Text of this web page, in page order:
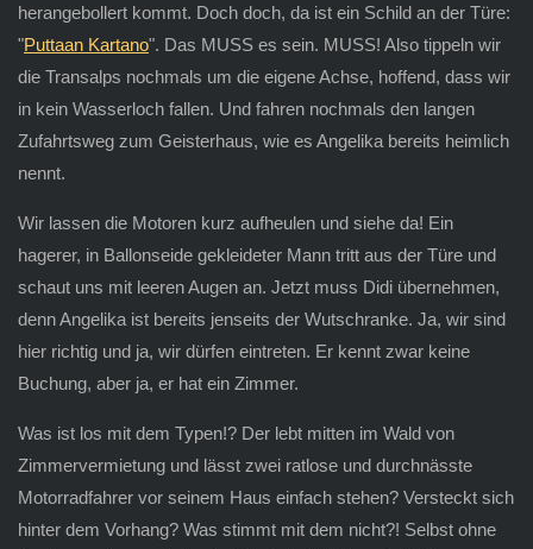
herangebollert kommt. Doch doch, da ist ein Schild an der Türe:
"Puttaan Kartano". Das MUSS es sein. MUSS! Also tippeln wir
die Transalps nochmals um die eigene Achse, hoffend, dass wir
in kein Wasserloch fallen. Und fahren nochmals den langen
Zufahrtsweg zum Geisterhaus, wie es Angelika bereits heimlich
nennt.
Wir lassen die Motoren kurz aufheulen und siehe da! Ein
hagerer, in Ballonseide gekleideter Mann tritt aus der Türe und
schaut uns mit leeren Augen an. Jetzt muss Didi übernehmen,
denn Angelika ist bereits jenseits der Wutschranke. Ja, wir sind
hier richtig und ja, wir dürfen eintreten. Er kennt zwar keine
Buchung, aber ja, er hat ein Zimmer.
Was ist los mit dem Typen!? Der lebt mitten im Wald von
Zimmervermietung und lässt zwei ratlose und durchnässte
Motorradfahrer vor seinem Haus einfach stehen? Versteckt sich
hinter dem Vorhang? Was stimmt mit dem nicht?! Selbst ohne